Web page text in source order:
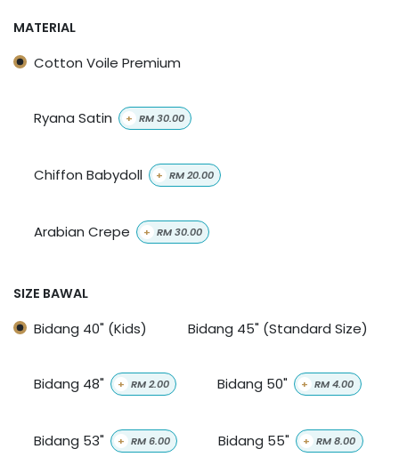
MATERIAL
Cotton Voile Premium
Ryana Satin + RM30.00
Chiffon Babydoll + RM20.00
Arabian Crepe + RM30.00
SIZE BAWAL
Bidang 40" (Kids) Bidang 45" (Standard Size)
Bidang 48" + RM2.00 Bidang 50" + RM4.00
Bidang 53" + RM6.00 Bidang 55" + RM8.00